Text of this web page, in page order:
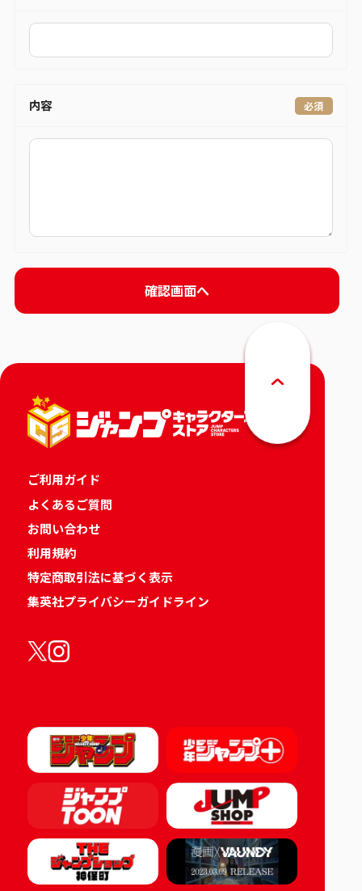
内容
ご利用ガイド
よくあるご質問
お問い合わせ
利用規約
特定商取引法に基づく表示
集英社プライバシーガイドライン